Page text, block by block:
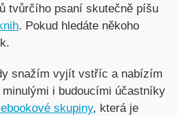
tvůrčího psaní skutečně píšu
. Pokud hledáte někoho
snažím vyjít vstříc a nabízím
i budoucími účastníky
skupiny, která je